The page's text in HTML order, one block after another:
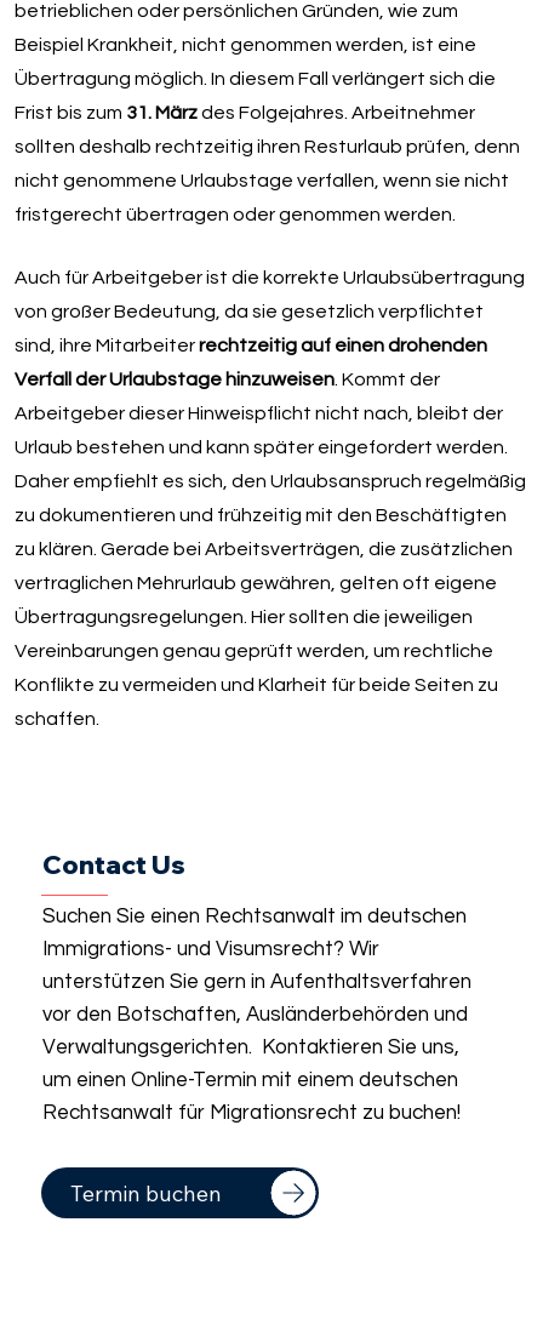
betrieblichen oder persönlichen Gründen, wie zum
Beispiel Krankheit, nicht genommen werden, ist eine
Übertragung möglich. In diesem Fall verlängert sich die
Frist bis zum 31. Märzdes Folgejahres. Arbeitnehmer
sollten deshalb rechtzeitig ihren Resturlaub prüfen, denn
nicht genommene Urlaubstage verfallen, wenn sie nicht
fristgerecht übertragen oder genommen werden.
Auch für Arbeitgeber ist die korrekte Urlaubsübertragung
von großer Bedeutung, da sie gesetzlich verpflichtet
sind, ihre Mitarbeiterrechtzeitig auf einen drohenden
Verfall der Urlaubstage hinzuweisen. Kommt der
Arbeitgeber dieser Hinweispflicht nicht nach, bleibt der
Urlaub bestehen und kann später eingefordert werden.
Daher empfiehlt es sich, den Urlaubsanspruch regelmäßig
zu dokumentieren und frühzeitig mit den Beschäftigten
zu klären. Gerade bei Arbeitsverträgen, die zusätzlichen
vertraglichen Mehrurlaub gewähren, gelten oft eigene
Übertragungsregelungen. Hier sollten die jeweiligen
Vereinbarungen genau geprüft werden, um rechtliche
Konflikte zu vermeiden und Klarheit für beide Seiten zu
schaffen.
Contact Us
Suchen Sie einen Rechtsanwalt im deutschen
Immigrations- und Visumsrecht? Wir
unterstützen Sie gern in Aufenthaltsverfahren
vor den Botschaften, Ausländerbehörden und
Verwaltungsgerichten. Kontaktieren Sie uns,
um einen Online-Termin mit einem deutschen
Rechtsanwalt für Migrationsrecht zu buchen!
Termin buchen